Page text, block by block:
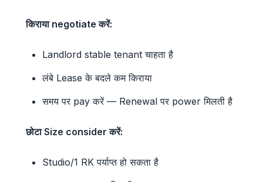
किराया negotiate करें:
Landlord stable tenant चाहता है
लंबे Lease के बदले कम किराया
समय पर pay करें — Renewal पर power मिलती है
छोटा Size consider करें:
Studio/1 RK पर्याप्त हो सकता है